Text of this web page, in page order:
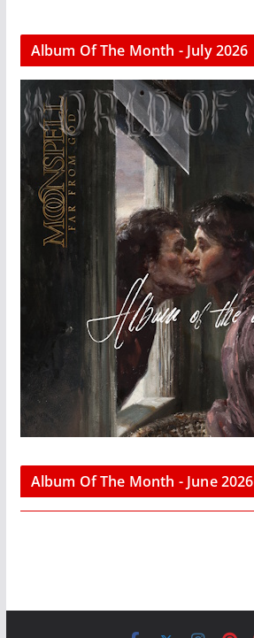
Album Of The Month - July 2026
Album Of The Month - June 2026